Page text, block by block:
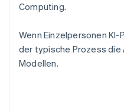
Computing.
Wenn Einzelpersonen
der typische Prozess
Modellen.